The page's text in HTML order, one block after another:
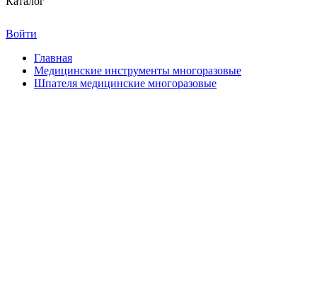
Войти
Главная
Медицинские инструменты многоразовые
Шпателя медицинские многоразовые